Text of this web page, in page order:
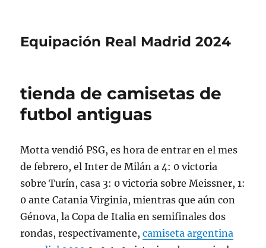
Equipación Real Madrid 2024
tienda de camisetas de
futbol antiguas
Motta vendió PSG, es hora de entrar en el mes
de febrero, el Inter de Milán a 4: 0 victoria
sobre Turín, casa 3: 0 victoria sobre Meissner, 1:
0 ante Catania Virginia, mientras que aún con
Génova, la Copa de Italia en semifinales dos
rondas, respectivamente,camiseta argentina